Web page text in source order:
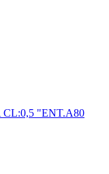
CL:0,5 "ENT.A80